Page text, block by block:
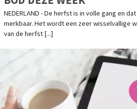
NEDERLAND - De herfst is in volle gang en
merkbaar. Het wordt een zeer wisselvallige
van de herfst [...]